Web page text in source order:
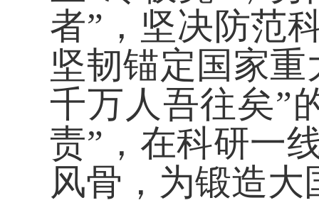
者”，坚决防范
坚韧锚定国家
千万人吾往矣”
责”，在科研一
风骨，为锻造